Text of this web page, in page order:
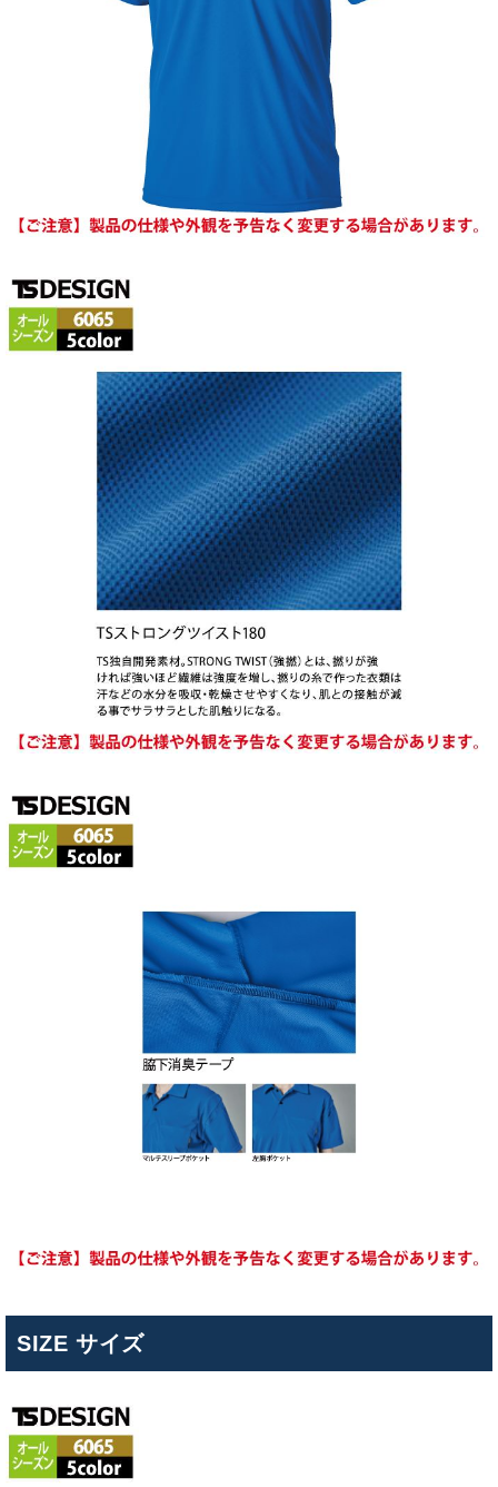
SIZE サイズ